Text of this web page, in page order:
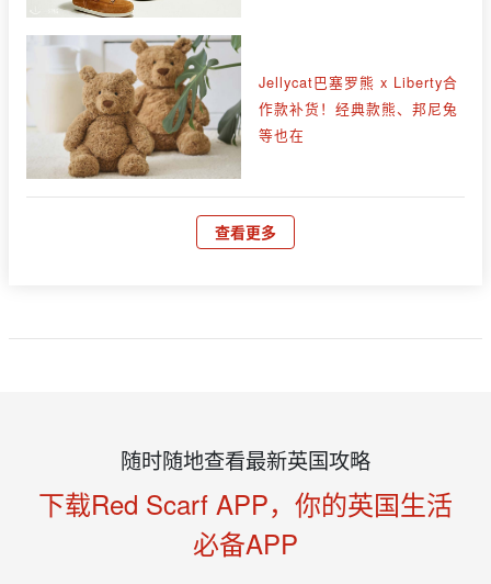
Jellycat巴塞罗熊 x Liberty合
作款补货！经典款熊、邦尼兔
等也在
查看更多
随时随地查看最新英国攻略
下载Red Scarf APP，你的英国生活
必备APP